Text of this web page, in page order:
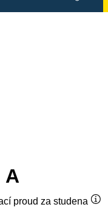
A
proud za studena